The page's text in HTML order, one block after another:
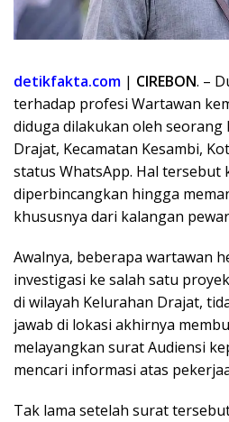
detikfakta.com | CIREBON. –
terhadap profesi Wartawan
diduga dilakukan oleh seorang
Drajat, Kecamatan Kesambi,
status WhatsApp. Hal tersebut
diperbincangkan hingga
khususnya dari kalangan
Awalnya, beberapa wartawan
investigasi ke salah satu
di wilayah Kelurahan Drajat,
jawab di lokasi akhirnya
melayangkan surat Audiensi
mencari informasi atas
Tak lama setelah surat